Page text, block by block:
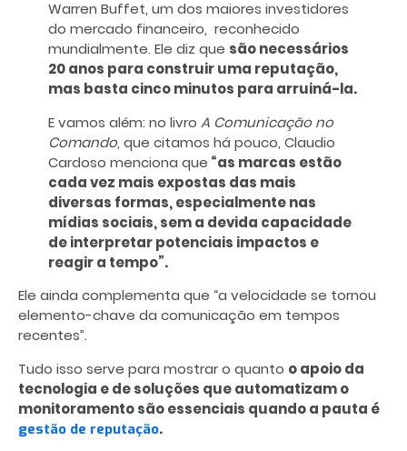
Warren Buffet, um dos maiores investidores
do mercado financeiro, reconhecido
mundialmente. Ele diz que são necessários
20 anos para construir uma reputação,
mas basta cinco minutos para arruiná-la.
E vamos além: no livro A Comunicação no
Comando, que citamos há pouco, Claudio
Cardoso menciona que “as marcas estão
cada vez mais expostas das mais
diversas formas, especialmente nas
mídias sociais, sem a devida capacidade
de interpretar potenciais impactos e
reagir a tempo”.
Ele ainda complementa que “a velocidade se tornou
elemento-chave da comunicação em tempos
recentes”.
Tudo isso serve para mostrar o quanto o apoio da
tecnologia e de soluções que automatizam o
monitoramento são essenciais quando a pauta é
gestão de reputação.